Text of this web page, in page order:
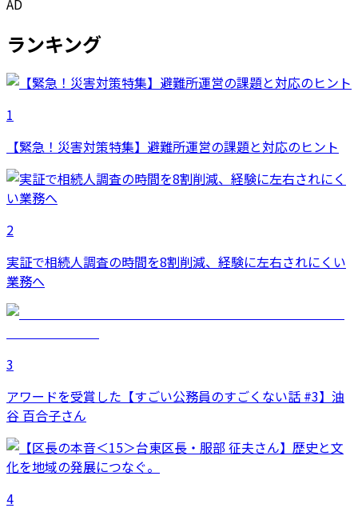
ランキング
1
【緊急！災害対策特集】避難所運営の課題と対応のヒント
2
実証で相続人調査の時間を8割削減、経験に左右されにくい
業務へ
3
アワードを受賞した【すごい公務員のすごくない話 #3】油
谷 百合子さん
4